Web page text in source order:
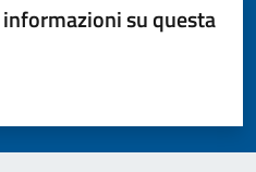
su questa
su 5
5